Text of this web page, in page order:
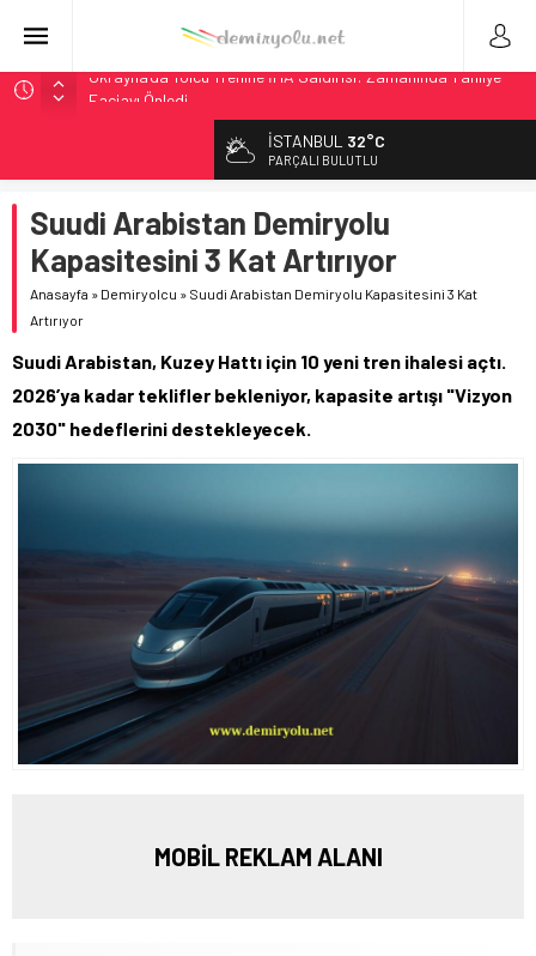
Ukrayna’da Yolcu Trenine İHA Saldırısı: Zamanında Tahliye
Faciayı Önledi
GB Railfreight İngiltere’de Lider, Class 99’lar 2026’da Yolda
İngiltere Demiryolunda Tarihi Entegrasyon: GBR Anglia
Resmen Başladı
Malezya Havayolları, TGV ile 28 Fransız Şehrine Tek Bilet
İSTANBUL 32°C
PARÇALI BULUTLU
Suudi Arabistan Demiryolu
Kapasitesini 3 Kat Artırıyor
Anasayfa » Demiryolcu » Suudi Arabistan Demiryolu Kapasitesini 3 Kat
Artırıyor
Suudi Arabistan, Kuzey Hattı için 10 yeni tren ihalesi açtı.
2026’ya kadar teklifler bekleniyor, kapasite artışı "Vizyon
2030" hedeflerini destekleyecek.
MOBİL REKLAM ALANI